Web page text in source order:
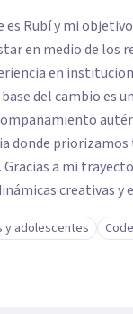
es Rubí y mi
en medio de los
en
del cambio es
donde
a mi
creativas y
específicas. Estoy
y adolescentes